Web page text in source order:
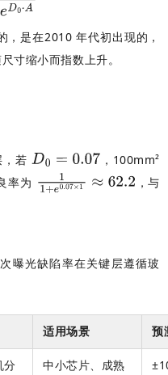
，是在2010 年代初出现的，
寸缩小而指数上升。
若
，100mm²
率为
，与
曝光缺陷率在关键层遵循玻
适用场景 预
分
中小芯片、成熟